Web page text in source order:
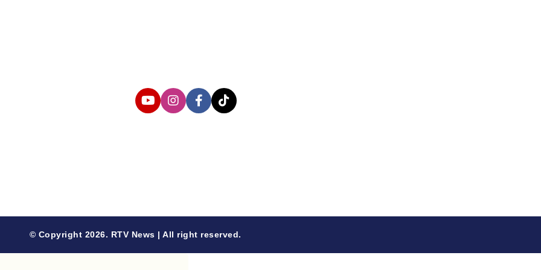
© Copyright 2026. RTV News | All right reserved.